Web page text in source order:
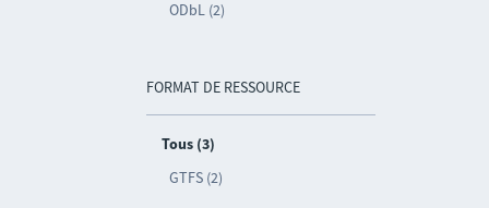
ODbL (2)
FORMAT DE RESSOURCE
Tous (3)
GTFS (2)